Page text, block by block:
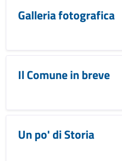
Galleria fotografica
Il Comune in breve
Un po' di Storia